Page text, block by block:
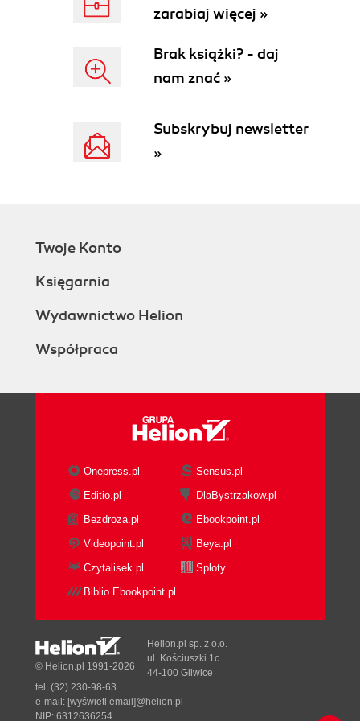
Aliasy typów danych (86)
Przeciążanie procedur (90)
Przeciążanie operatorów (94)
Oznaczanie przestarzałego kodu (101)
Rozwijanie technik debugowania (103)
Praca z bazami danych przy użyciu okna Server
Zarządzanie procedurami składowanymi przy
Korzystanie z komponentu Microsoft Data Access
Konfigurowanie połączenia (136)
(138)
Filtrowanie zestawów danych przy użyciu
z wykorzystaniem właściwości rozszerzonych
(142)
Co opisano w tym rozdziale? (147)
Rozdział 5. Programowanie defensywne (149)
Co zostanie opisane w tym rozdziale? (149)
Wdrażanie metodologii projektowej (150)
Zapobieganie nieautoryzowanemu dostępowi do
aplikacji (155)
Weryfikacja danych (159)
Przestrzeganie zalecanych praktyk
programistycznych (163)
Zarządzanie błędami w aplikacji (166)
zarabiaj więcej »
Brak książki? - daj
nam znać »
Subskrybuj newsletter
»
Twoje Konto
Księgarnia
Wydawnictwo Helion
Współpraca
Onepress.pl
Sensus.pl
Editio.pl
DlaBystrzakow.pl
Bezdroza.pl
Ebookpoint.pl
Videopoint.pl
Beya.pl
Czytalisek.pl
Sploty
Biblio.Ebookpoint.pl
© Helion.pl 1991-2026
Helion.pl sp. z o.o.
ul. Kościuszki 1c
44-100 Gliwice
tel. (32) 230-98-63
e-mail: [wyświetl email]@helion.pl
NIP: 6312636254